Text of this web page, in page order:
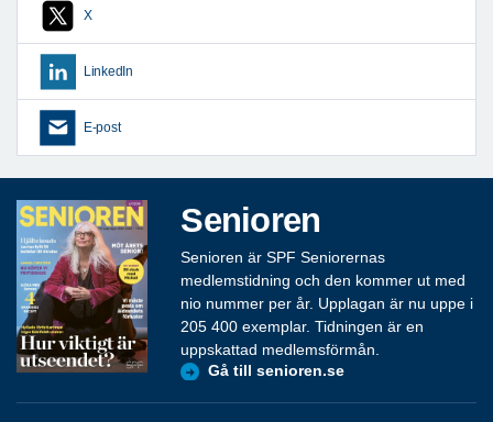
X
LinkedIn
E-post
Senioren
Senioren är SPF Seniorernas
medlemstidning och den kommer ut med
nio nummer per år. Upplagan är nu uppe i
205 400 exemplar. Tidningen är en
uppskattad medlemsförmån.
Gå till senioren.se